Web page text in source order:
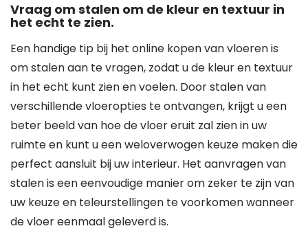
Vraag om stalen om de kleur en textuur in
het echt te zien.
Een handige tip bij het online kopen van vloeren is
om stalen aan te vragen, zodat u de kleur en textuur
in het echt kunt zien en voelen. Door stalen van
verschillende vloeropties te ontvangen, krijgt u een
beter beeld van hoe de vloer eruit zal zien in uw
ruimte en kunt u een weloverwogen keuze maken die
perfect aansluit bij uw interieur. Het aanvragen van
stalen is een eenvoudige manier om zeker te zijn van
uw keuze en teleurstellingen te voorkomen wanneer
de vloer eenmaal geleverd is.